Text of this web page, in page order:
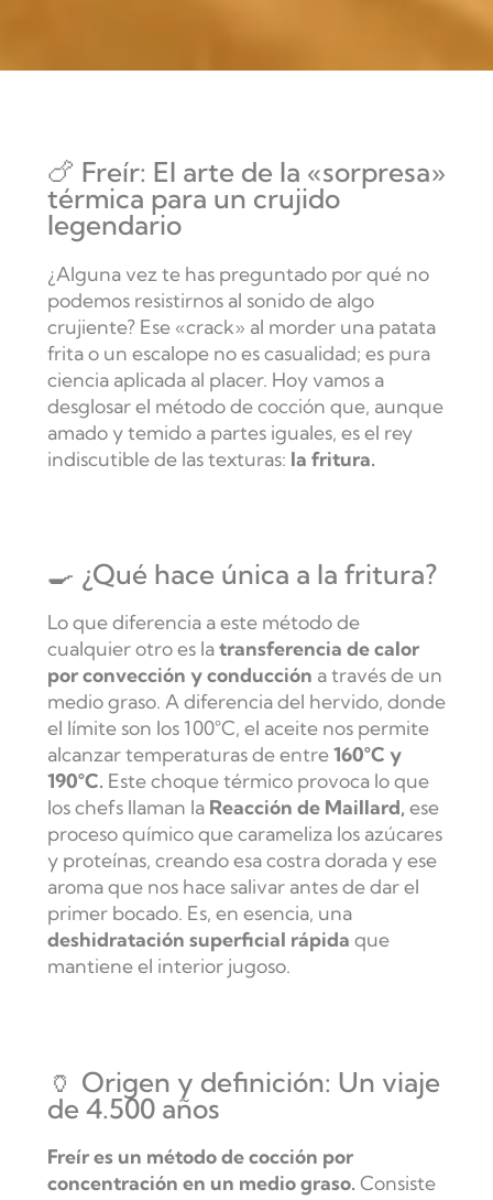
🍗 Freír: El arte de la «sorpresa»
térmica para un crujido
legendario
¿Alguna vez te has preguntado por qué no
podemos resistirnos al sonido de algo
crujiente? Ese «crack» al morder una patata
frita o un escalope no es casualidad; es pura
ciencia aplicada al placer. Hoy vamos a
desglosar el método de cocción que, aunque
amado y temido a partes iguales, es el rey
indiscutible de las texturas: la fritura.
🍳 ¿Qué hace única a la fritura?
Lo que diferencia a este método de
cualquier otro es latransferencia de calor
por convección y conducción a través de un
medio graso. A diferencia del hervido, donde
el límite son los 100°C, el aceite nos permite
alcanzar temperaturas de entre160°C y
190°C. Este choque térmico provoca lo que
los chefs llaman la Reacción de Maillard, ese
proceso químico que carameliza los azúcares
y proteínas, creando esa costra dorada y ese
aroma que nos hace salivar antes de dar el
primer bocado. Es, en esencia, una
deshidratación superficial rápida que
mantiene el interior jugoso.
🏺 Origen y definición: Un viaje
de 4.500 años
Freír es un método de cocción por
concentración en un medio graso. Consiste